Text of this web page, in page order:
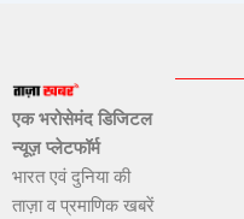
एक भरोसेमंद डिजिटल
न्यूज़ प्लेटफॉर्म
भारत एवं दुनिया की
ताज़ा व प्रमाणिक खबरें